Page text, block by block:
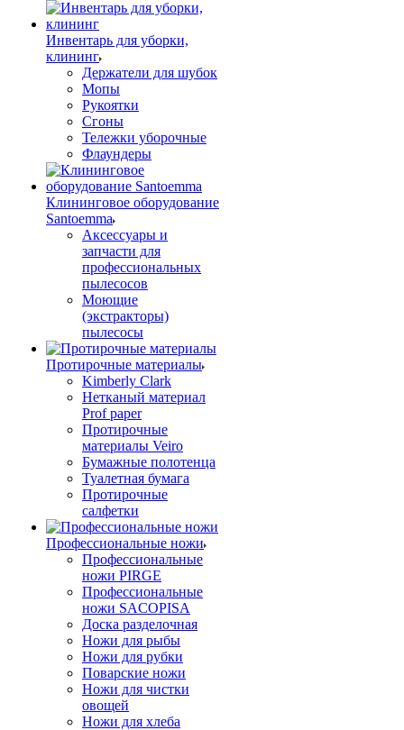
Инвентарь для уборки,
клининг
Держатели для шубок
Мопы
Рукоятки
Сгоны
Тележки уборочные
Флаундеры
Клининговое оборудование
Santoemma
Аксессуары и
запчасти для
профессиональных
пылесосов
Моющие
(экстракторы)
пылесосы
Протирочные материалы
Kimberly Clark
Нетканый материал
Prof paper
Протирочные
материалы Veiro
Бумажные полотенца
Туалетная бумага
Протирочные
салфетки
Профессиональные ножи
Профессиональные
ножи PIRGE
Профессиональные
ножи SACOPISA
Доска разделочная
Ножи для рыбы
Ножи для рубки
Поварские ножи
Ножи для чистки
овощей
Ножи для хлеба